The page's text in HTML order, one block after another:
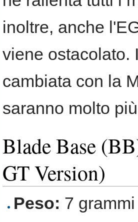
inoltre, anche
viene ostacolato.
cambiata con la
saranno molto
Blade Base
GT Version)
Peso: 7 grammi